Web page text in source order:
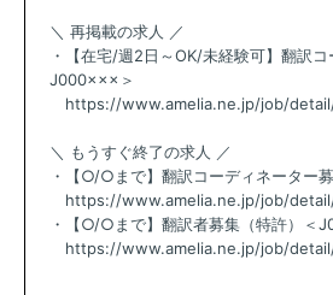
＼ 再掲載の求人 ／
・【在宅/週2日～OK/未経験可】翻訳
J000×××＞
https://www.amelia.ne.jp/job/
＼ もうすぐ終了の求人 ／
・【○/○まで】翻訳コーディネーター
https://www.amelia.ne.jp/job/
・【○/○まで】翻訳者募集（特許）＜
https://www.amelia.ne.jp/job/